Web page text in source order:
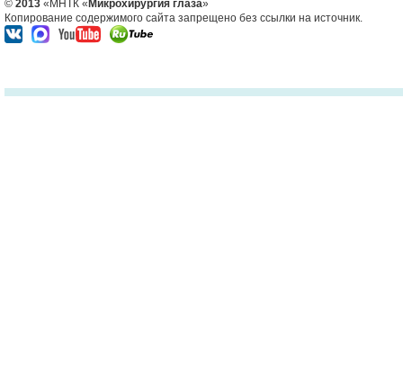
© 2013 «МНТК « Микрохирургия глаза»
Копирование содержимого сайта запрещено без ссылки на источник.